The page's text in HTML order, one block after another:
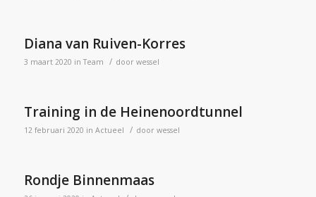
Diana van Ruiven-Korres
3 maart 2020 inTeam / door wessel
Training in de Heinenoordtunnel
12 februari 2020 in Actueel / door wessel
Rondje Binnenmaas